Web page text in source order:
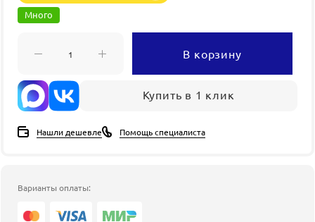
Много
В корзину
Купить в 1 клик
Нашли дешевле Помощь специалиста
Варианты оплаты: